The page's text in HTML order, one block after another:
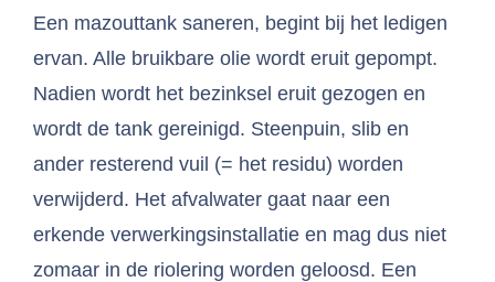
Een mazouttank saneren, begint bij het ledigen
ervan. Alle bruikbare olie wordt eruit gepompt.
Nadien wordt het bezinksel eruit gezogen en
wordt de tank gereinigd. Steenpuin, slib en
ander resterend vuil (= het residu) worden
verwijderd. Het afvalwater gaat naar een
erkende verwerkingsinstallatie en mag dus niet
zomaar in de riolering worden geloosd. Een